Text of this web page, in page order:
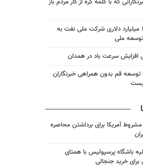
بدهی ۱۷ میلیارد دلاری شرکت ملی نفت به
ملی
افزایش سرعت باد در همدان
توسعه قم بدون همراهی خبرنگاران
آمریکا برای برداشتن محاصره
باشگاه پرسپولیس با همتای
برای خرید جنجالی